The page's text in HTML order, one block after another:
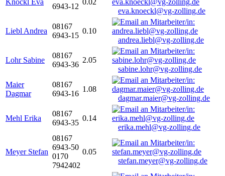
Knöckl Eva
6943-12
0.02
eva.knoeckl@vg-zolling.de
Liebl Andrea
08167
6943-15
0.10
andrea.liebl@vg-zolling.de
Lohr Sabine
08167
6943-36
2.05
sabine.lohr@vg-zolling.de
Maier
Dagmar
08167
6943-16
1.08
dagmar.maier@vg-zolling.de
Mehl Erika
08167
6943-35
0.14
erika.mehl@vg-zolling.de
Meyer Stefan
08167
6943-50
0170
7942402
0.05
stefan.meyer@vg-zolling.de